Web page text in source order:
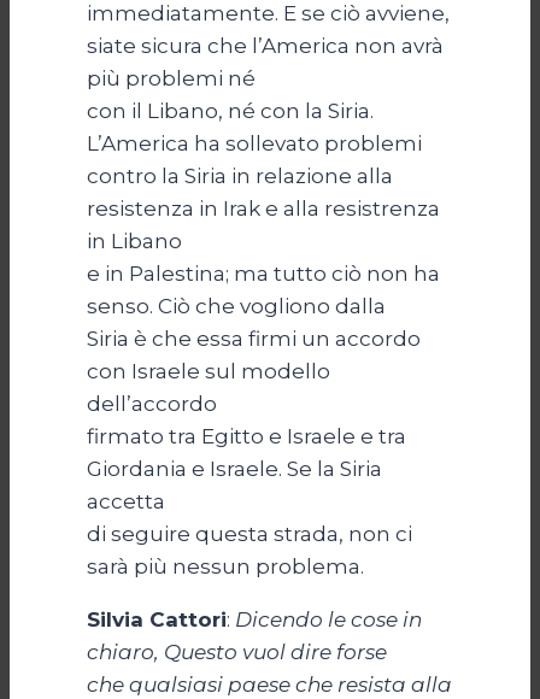
immediatamente. E se ciò avviene,
siate sicura che l’America non avrà
più problemi né
con il Libano, né con la Siria.
L’America ha sollevato problemi
contro la Siria in relazione alla
resistenza in Irak e alla resistrenza
in Libano
e in Palestina; ma tutto ciò non ha
senso. Ciò che vogliono dalla
Siria è che essa firmi un accordo
con Israele sul modello
dell’accordo
firmato tra Egitto e Israele e tra
Giordania e Israele. Se la Siria
accetta
di seguire questa strada, non ci
sarà più nessun problema.
Silvia Cattori: Dicendo le cose in
chiaro, Questo vuol dire forse
che qualsiasi paese che resista alla